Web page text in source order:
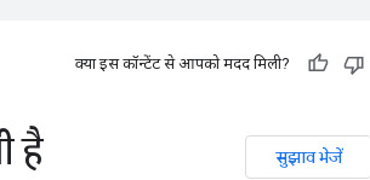
क्या इस कॉन्टेंट से आपको मदद मिली?
सुझाव भेजें
है